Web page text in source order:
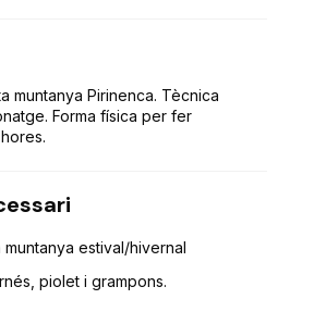
muntanya Pirinenca. Tècnica
Forma física per fer
muntanya estival/hivernal
piolet i grampons.